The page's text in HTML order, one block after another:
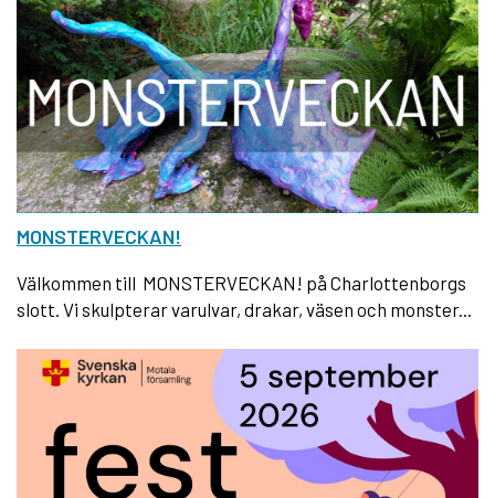
MONSTERVECKAN!
Välkommen till MONSTERVECKAN! på Charlottenborgs
slott. Vi skulpterar varulvar, drakar, väsen och monster...